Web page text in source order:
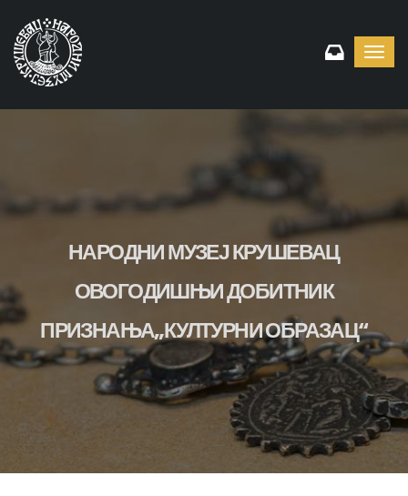
НАРОДНИ МУЗЕЈ КРУШЕВАЦ
ОВОГОДИШЊИ ДОБИТНИК
ПРИЗНАЊА„КУЛТУРНИ ОБРАЗАЦ“